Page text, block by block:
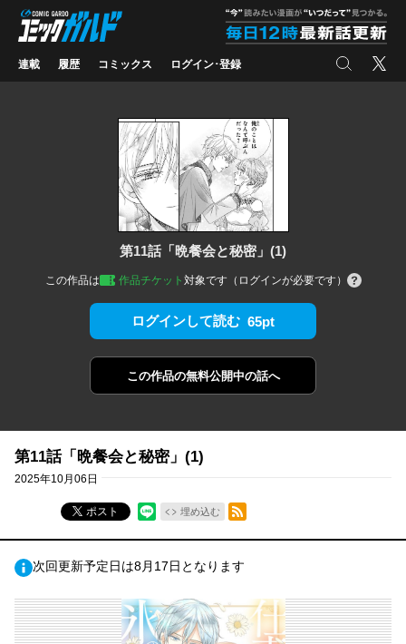
コミックガルド
連載 履歴 コミックス ログイン･登録 検索 X
第11話「晩餐会と秘密」(1)
この作品は 作品チケット 対象です（ログインが必要です）
ログインして読む 65pt
この作品の無料公開中の話へ
第11話「晩餐会と秘密」(1)
2025年10月06日
ポスト 埋め込む
RSSフィード
次回更新予定日は8月17日となります